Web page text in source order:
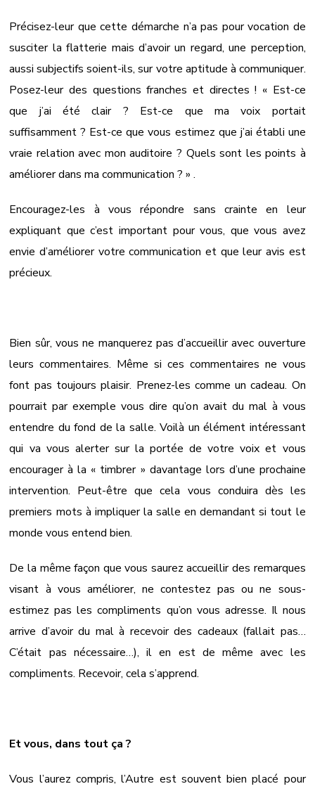
Précisez-leur que cette démarche n’a pas pour vocation de
susciter la flatterie mais d’avoir un regard, une perception,
aussi subjectifs soient-ils, sur votre aptitude à communiquer.
Posez-leur des questions franches et directes ! « Est-ce
que j’ai été clair ? Est-ce que ma voix portait
suffisamment ? Est-ce que vous estimez que j’ai établi une
vraie relation avec mon auditoire ? Quels sont les points à
améliorer dans ma communication ? » .
Encouragez-les à vous répondre sans crainte en leur
expliquant que c’est important pour vous, que vous avez
envie d’améliorer votre communication et que leur avis est
précieux.
Bien sûr, vous ne manquerez pas d’accueillir avec ouverture
leurs commentaires. Même si ces commentaires ne vous
font pas toujours plaisir. Prenez-les comme un cadeau. On
pourrait par exemple vous dire qu’on avait du mal à vous
entendre du fond de la salle. Voilà un élément intéressant
qui va vous alerter sur la portée de votre voix et vous
encourager à la « timbrer » davantage lors d’une prochaine
intervention. Peut-être que cela vous conduira dès les
premiers mots à impliquer la salle en demandant si tout le
monde vous entend bien.
De la même façon que vous saurez accueillir des remarques
visant à vous améliorer, ne contestez pas ou ne sous-
estimez pas les compliments qu’on vous adresse. Il nous
arrive d’avoir du mal à recevoir des cadeaux (fallait pas…
C’était pas nécessaire…), il en est de même avec les
compliments. Recevoir, cela s’apprend.
Et vous, dans tout ça ?
Vous l’aurez compris, l’Autre est souvent bien placé pour